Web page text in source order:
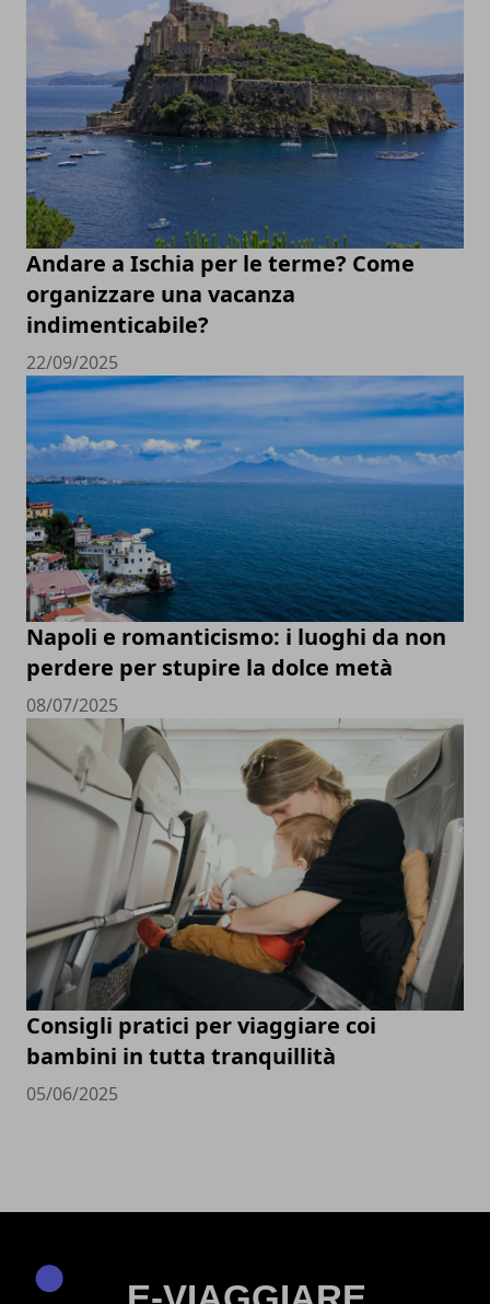
Andare a Ischia per le terme? Come
organizzare una vacanza
indimenticabile?
22/09/2025
Napoli e romanticismo: i luoghi da non
perdere per stupire la dolce metà
08/07/2025
Consigli pratici per viaggiare coi
bambini in tutta tranquillità
05/06/2025